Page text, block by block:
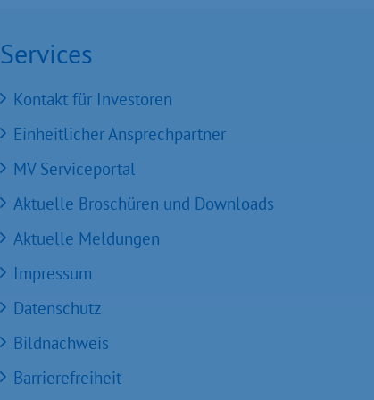
Services
Kontakt für Investoren
Einheitlicher Ansprechpartner
MV Serviceportal
Aktuelle Broschüren und Downloads
Aktuelle Meldungen
Impressum
Datenschutz
Bildnachweis
Barrierefreiheit